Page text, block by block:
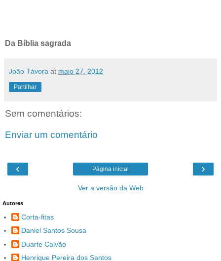
Da Bíblia sagrada
João Távora at maio 27, 2012
Partilhar
Sem comentários:
Enviar um comentário
‹ ›
Página inicial
Ver a versão da Web
Autores
Corta-fitas
Daniel Santos Sousa
Duarte Calvão
Henrique Pereira dos Santos